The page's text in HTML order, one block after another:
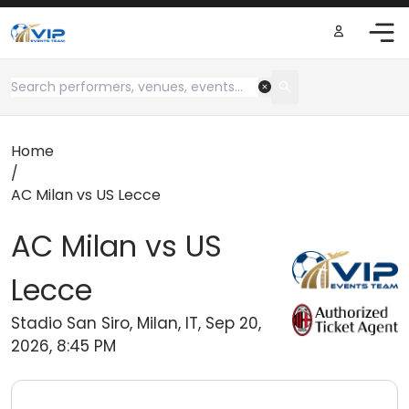
Home
/
AC Milan vs US Lecce
AC Milan vs US
Lecce
Stadio San Siro, Milan, IT, Sep 20,
2026, 8:45 PM